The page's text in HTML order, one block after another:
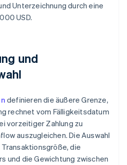
Unterzeichnung durch eine
USD.
und
definieren die äußere Grenze,
rechnet vom Fälligkeitsdatum
vorzeitiger Zahlung zu
auszugleichen. Die Auswahl
die
und die Gewichtung zwischen